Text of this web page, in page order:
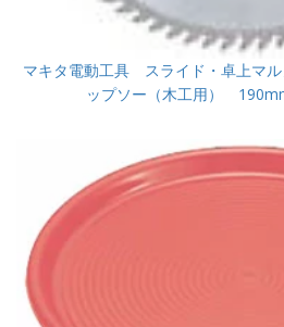
マキタ電動工具 スライド・卓上マ
ップソー（木工用）